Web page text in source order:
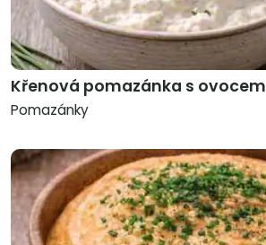
Křenová pomazánka s ovocem
Pomazánky